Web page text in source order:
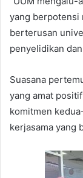
yang berpotensi
berterusan
penyelidikan
Suasana
yang amat
komitmen
kerjasama yang